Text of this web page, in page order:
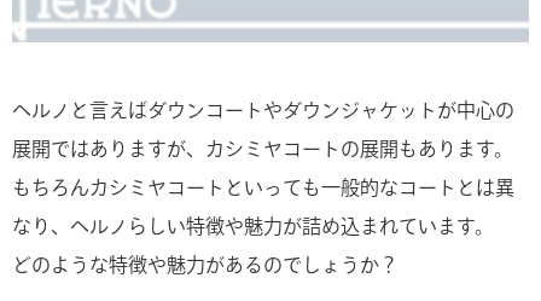
ヘルノと言えばダウンコートやダウンジャケットが中心の
展開ではありますが、カシミヤコートの展開もあります。
もちろんカシミヤコートといっても一般的なコートとは異
なり、ヘルノらしい特徴や魅力が詰め込まれています。
どのような特徴や魅力があるのでしょうか？